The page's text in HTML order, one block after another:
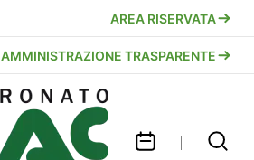
AREA RISERVATA
AMMINISTRAZIONE TRASPARENTE